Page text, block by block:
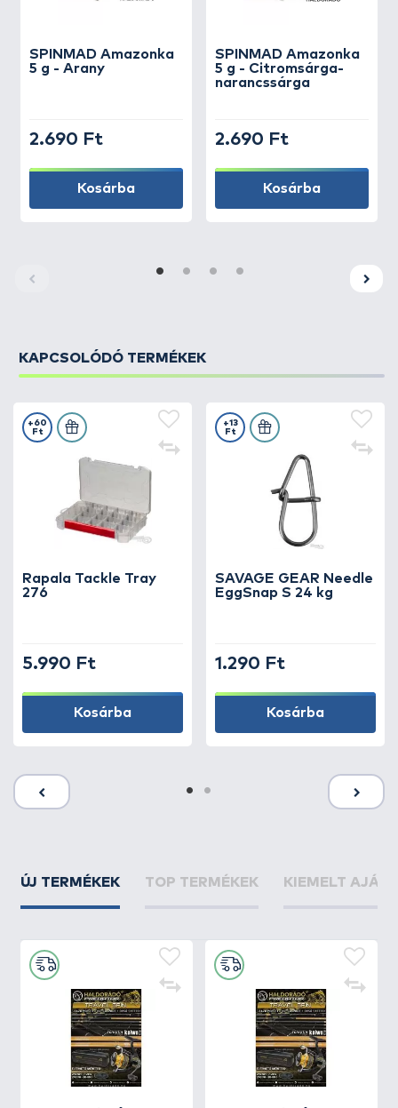
SPINMAD Amazonka
5 g - Arany
2.690 Ft
Kosárba
SPINMAD Amazonka
5 g - Citromsárga-
narancssárga
2.690 Ft
Kosárba
KAPCSOLÓDÓ TERMÉKEK
Rapala Tackle Tray
276
+60
Ft
5.990 Ft
Kosárba
SAVAGE GEAR Needle
EggSnap S 24 kg
+13
Ft
1.290 Ft
Kosárba
ÚJ TERMÉKEK TOP TERMÉKEK KIEMELT